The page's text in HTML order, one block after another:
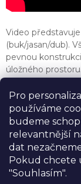
Pro
používáme
budeme
relevantnější
dat
Pokud chcete
"Souhlasím".
Video
(buk/jasan/dub).
pevnou
úložného prostoru.
Kontakt
info@usnu.cz
+420 607 034